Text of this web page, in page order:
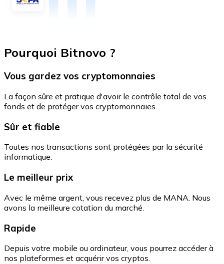
Pourquoi Bitnovo ?
Vous gardez vos cryptomonnaies
La façon sûre et pratique d'avoir le contrôle total de vos
fonds et de protéger vos cryptomonnaies.
Sûr et fiable
Toutes nos transactions sont protégées par la sécurité
informatique.
Le meilleur prix
Avec le même argent, vous recevez plus de MANA. Nous
avons la meilleure cotation du marché.
Rapide
Depuis votre mobile ou ordinateur, vous pourrez accéder à
nos plateformes et acquérir vos cryptos.